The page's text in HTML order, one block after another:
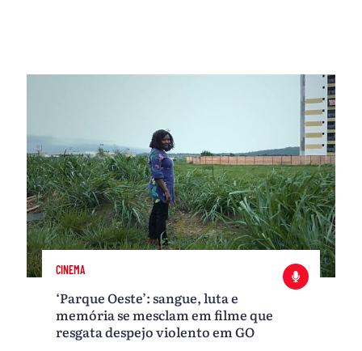
CINEMA
‘Parque Oeste’: sangue, luta e
memória se mesclam em filme que
resgata despejo violento em GO